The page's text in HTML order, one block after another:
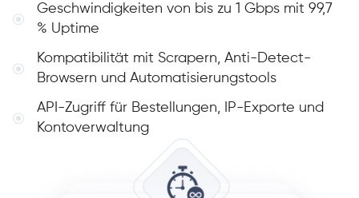
Geschwindigkeiten von bis zu 1 Gbps mit 99,7
% Uptime
Kompatibilität mit Scrapern, Anti-Detect-
Browsern und Automatisierungstools
API-Zugriff für Bestellungen, IP-Exporte und
Kontoverwaltung